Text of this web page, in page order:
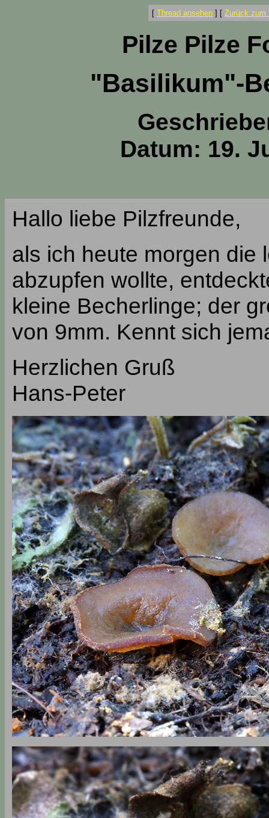
[ Thread ansehen ] [ Zurück zum
Pilze Pilze
"Basilikum"-
Datum: 19.
Hallo liebe Pilzfreunde,
als ich heute morgen die
abzupfen wollte,
kleine Becherlinge; der
von 9mm. Kennt sich
Herzlichen Gruß
Hans-Peter